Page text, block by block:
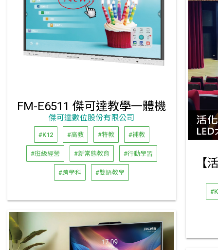
FM-E6511 傑可達教學一體機
傑可達數位股份有限公司
#K12 #高教 #特教 #補教
#班級經營 #新常態教育 #行動學習
#跨學科 #雙語教學